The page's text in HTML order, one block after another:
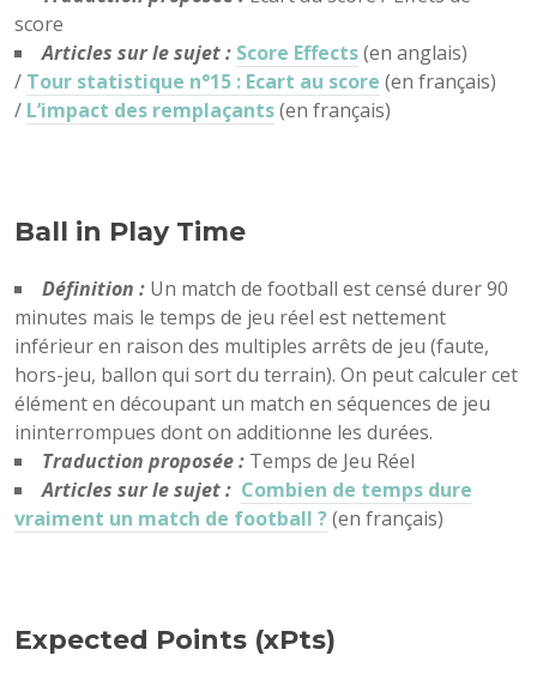
score
Articles sur le sujet : Score Effects(en anglais)
/ Tour statistique n°15 : Ecart au score (en français)
/ L’impact des remplaçants(en français)
Ball in Play Time
Définition : Un match de football est censé durer 90
minutes mais le temps de jeu réel est nettement
inférieur en raison des multiples arrêts de jeu (faute,
hors-jeu, ballon qui sort du terrain). On peut calculer cet
élément en découpant un match en séquences de jeu
ininterrompues dont on additionne les durées.
Traduction proposée : Temps de Jeu Réel
Articles sur le sujet : Combien de temps dure
vraiment un match de football ?(en français)
Expected Points (xPts)